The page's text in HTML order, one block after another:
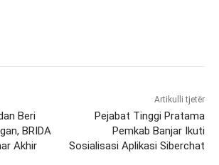
Beri
BRIDA
Akhir
Artikulli tjetër
Pejabat Tinggi Pratama
Pemkab Banjar Ikuti
Sosialisasi Aplikasi Siberchat